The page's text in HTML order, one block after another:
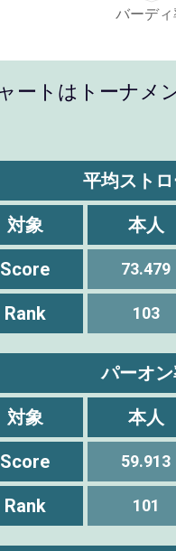
トはトーナメ
平均スト
対象 本人
Score 73.479
Rank 103
パーオ
対象 本人
Score 59.913
Rank 101